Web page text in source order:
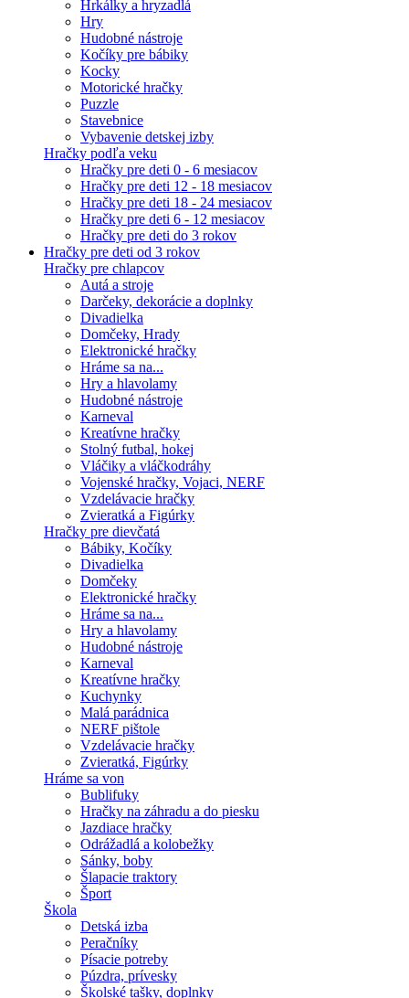
Hrkálky a hryzadlá
Hry
Hudobné nástroje
Kočíky pre bábiky
Kocky
Motorické hračky
Puzzle
Stavebnice
Vybavenie detskej izby
Hračky podľa veku
Hračky pre deti 0 - 6 mesiacov
Hračky pre deti 12 - 18 mesiacov
Hračky pre deti 18 - 24 mesiacov
Hračky pre deti 6 - 12 mesiacov
Hračky pre deti do 3 rokov
Hračky pre deti od 3 rokov
Hračky pre chlapcov
Autá a stroje
Darčeky, dekorácie a doplnky
Divadielka
Domčeky, Hrady
Elektronické hračky
Hráme sa na...
Hry a hlavolamy
Hudobné nástroje
Karneval
Kreatívne hračky
Stolný futbal, hokej
Vláčiky a vláčkodráhy
Vojenské hračky, Vojaci, NERF
Vzdelávacie hračky
Zvieratká a Figúrky
Hračky pre dievčatá
Bábiky, Kočíky
Divadielka
Domčeky
Elektronické hračky
Hráme sa na...
Hry a hlavolamy
Hudobné nástroje
Karneval
Kreatívne hračky
Kuchynky
Malá parádnica
NERF pištole
Vzdelávacie hračky
Zvieratká, Figúrky
Hráme sa von
Bublifuky
Hračky na záhradu a do piesku
Jazdiace hračky
Odrážadlá a kolobežky
Sánky, boby
Šlapacie traktory
Šport
Škola
Detská izba
Peračníky
Písacie potreby
Púzdra, prívesky
Školské tašky, doplnky